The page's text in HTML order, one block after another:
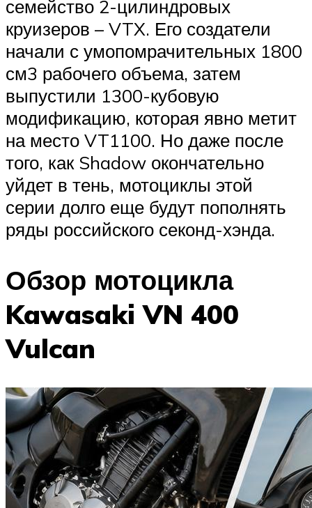
семейство 2-цилиндровых
круизеров – VTX. Его создатели
начали с умопомрачительных 1800
см3 рабочего объема, затем
выпустили 1300-кубовую
модификацию, которая явно метит
на место VT1100. Но даже после
того, как Shadow окончательно
уйдет в тень, мотоциклы этой
серии долго еще будут пополнять
ряды российского секонд-хэнда.
Обзор мотоцикла
Kawasaki VN 400
Vulcan